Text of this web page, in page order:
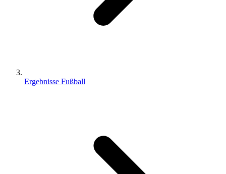
Ergebnisse Fußball